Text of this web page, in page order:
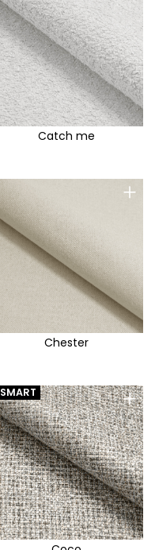
Catch me
+
Chester
+
SMART